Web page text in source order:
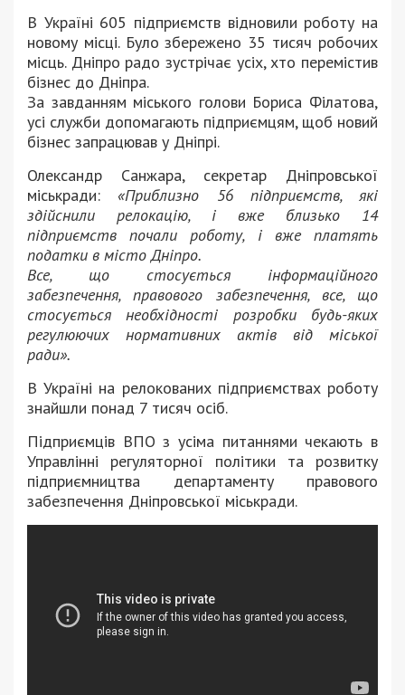
В Україні 605 підприємств відновили роботу на
новому місці. Було збережено 35 тисяч робочих
місць. Дніпро радо зустрічає усіх, хто перемістив
бізнес до Дніпра.
За завданням міського голови Бориса Філатова,
усі служби допомагають підприємцям, щоб новий
бізнес запрацював у Дніпрі.
Олександр Санжара, секретар Дніпровської
міськради:«Приблизно 56 підприємств, які
здійснили релокацію, і вже близько 14
підприємств почали роботу, і вже платять
податки в місто Дніпро.
Все, що стосується інформаційного
забезпечення, правового забезпечення, все, що
стосується необхідності розробки будь-яких
регулюючих нормативних актів від міської
ради».
В Україні на релокованих підприємствах роботу
знайшли понад 7 тисяч осіб.
Підприємців ВПО з усіма питаннями чекають в
Управлінні регуляторної політики та розвитку
підприємництва департаменту правового
забезпечення Дніпровської міськради.